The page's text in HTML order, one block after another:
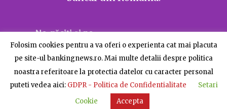
Ne găsiți și pe
© BankingNews - Toate drepturile rezervate
Despre BankingNews Contact Publicitate
Folosim cookies pentru a va oferi o experienta cat mai placuta
pe site-ul bankingnews.ro. Mai multe detalii despre politica
noastra referitoare la protectia datelor cu caracter personal
puteti vedea aici: GDPR - Politica de Confidentialitate
Setari
Cookie
Accepta